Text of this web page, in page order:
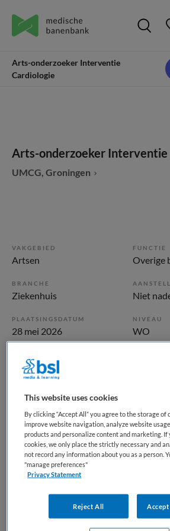
Arts-onderzoeker Interventie
Cardiologie
Arts-onderzoeker Interventie
UMCG, Groningen
VAKGEBIED
Artsen
FUNCTIE
Overige
BRANCHE
Ziekenhuis Niet
PLAATSINGSDATUM
28 mei 2026
NIVEAU
WO
Ervaren
Vacature niet beschikbaar
Deze vacature Arts-onderzoeker
UMCG is niet meer actueel.
vergelijkbare vacatures die voor u
This website uses cookies
By clicking “Accept All” you agree to the storage of
improve website navigation, analyze website
products and personalize content and marketing. If
cookies, we only place the strictly necessary and
not record any information about you as a person.
"manage preferences"
Privacy Statement
Reject All